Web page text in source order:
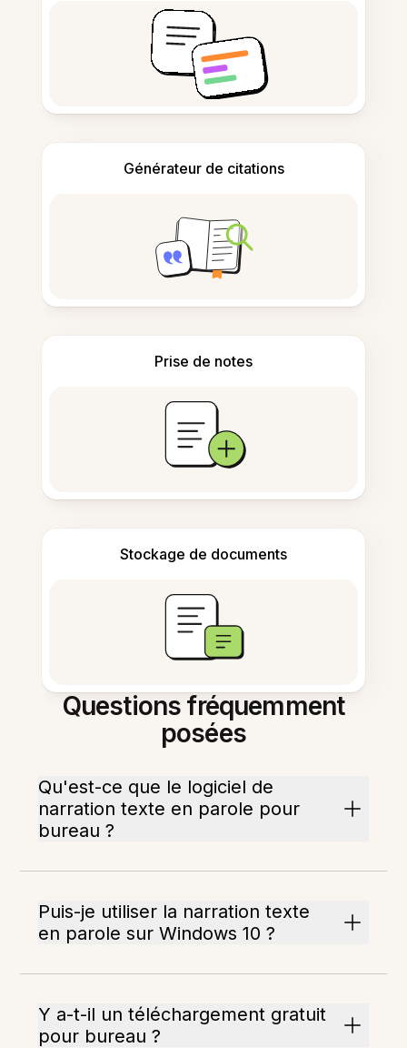
Générateur de citations
Prise de notes
Stockage de documents
Questions fréquemment
posées
Qu'est-ce que le logiciel de
narration texte en parole pour
bureau ?
Puis-je utiliser la narration texte
en parole sur Windows 10 ?
Y a-t-il un téléchargement gratuit
pour bureau ?